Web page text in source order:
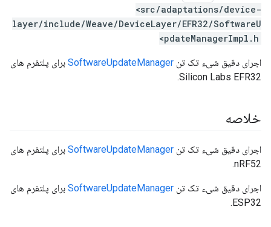
<src/adaptations/device-
layer/include/Weave/DeviceLayer/EFR32/SoftwareU
pdateManagerImpl.h>
اجرای دقیق شیء تک تن SoftwareUpdateManager برای پلتفرم های
Silicon Labs EFR32.
خلاصه
اجرای دقیق شیء تک تن SoftwareUpdateManager برای پلتفرم های
nRF52.
اجرای دقیق شیء تک تن SoftwareUpdateManager برای پلتفرم های
ESP32.